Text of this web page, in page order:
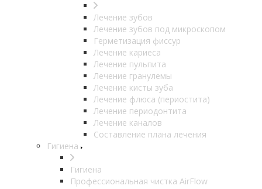
Лечение зубов
Лечение зубов под микроскопом
Герметизация фиссур
Лечение кариеса
Лечение пульпита
Лечение гранулемы
Лечение кисты зуба
Лечение флюса (периостита)
Лечение периодонтита
Лечение каналов
Составление плана лечения
Гигиена
Гигиена
Профессиональная чистка AirFlow